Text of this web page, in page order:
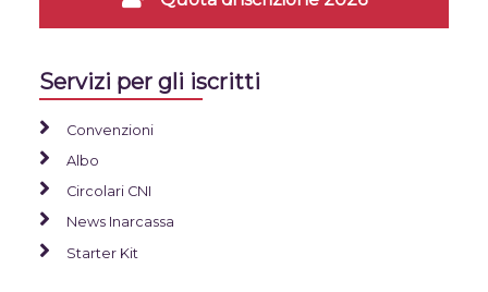
Servizi per gli iscritti
Convenzioni
Albo
Circolari CNI
News Inarcassa
Starter Kit